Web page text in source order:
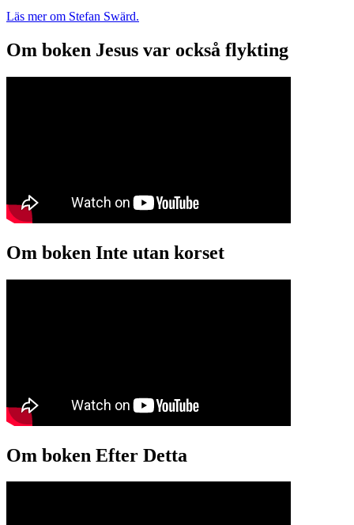
Läs mer om Stefan Swärd.
Om boken Jesus var också flykting
Om boken Inte utan korset
Om boken Efter Detta